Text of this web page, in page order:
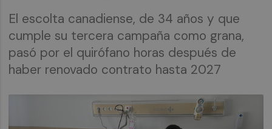
El escolta canadiense, de 34 años y que
cumple su tercera campaña como grana,
pasó por el quirófano horas después de
haber renovado contrato hasta 2027